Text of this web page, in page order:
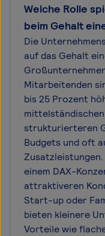
Welche Rolle
beim Gehalt
Die
auf das Gehalt
Mitarbeitenden
bis 25 Prozent
strukturierteren
Budgets und oft
einem DAX-
attraktiveren
Start-up oder
bieten kleinere
Vorteile wie